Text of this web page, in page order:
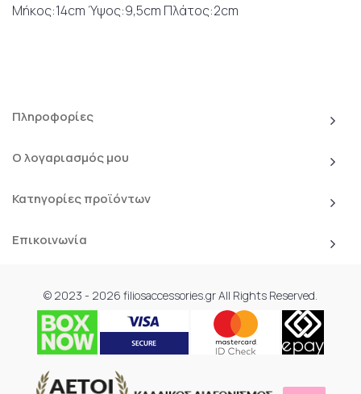
Μήκος:14cm Ύψος:9,5cm Πλάτος:2cm
Πληροφορίες
Ο λογαριασμός μου
Κατηγορίες προϊόντων
Επικοινωνία
© 2023 - 2026 filiosaccessories.gr All Rights Reserved.